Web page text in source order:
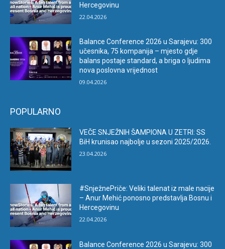
Hercegovinu
22.04.2026
Balance Conference 2026 u Sarajevu: 300
učesnika, 75 kompanija – mjesto gdje
balans postaje standard, a briga o ljudima
nova poslovna vrijednost
09.04.2026
POPULARNO
VEČE SNJEŽNIH ŠAMPIONA U ZETRI: SS
BiH krunisao najbolje u sezoni 2025/2026.
23.04.2026
#SnježnePriče: Veliki talenat iz male nacije
– Anur Mehić ponosno predstavlja Bosnu i
Hercegovinu
22.04.2026
Balance Conference 2026 u Sarajevu: 300